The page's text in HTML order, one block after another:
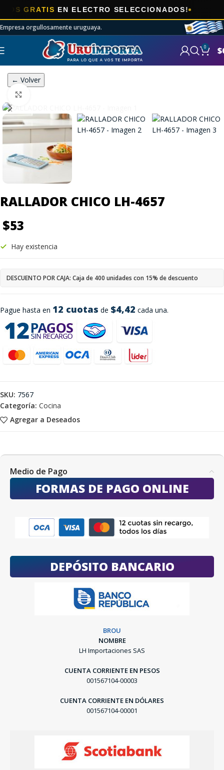
EN ELECTRO SELECCIONADOS!
Empresa orgullosamente uruguaya.
0 $
← Volver
RALLADOR CHICO LH-4657
$53
Pague hasta en 12 cuotas de $4,42 cada una.
Hay existencia
DESCUENTO POR CAJA: Caja de 400 unidades con 15% de descuento
Agregar a Deseados
SKU: 7567
Categoría: Cocina
Medio de Pago
FORMAS DE PAGO ONLINE
DEPÓSITO BANCARIO
BROU
NOMBRE
LH Importaciones SAS
CUENTA CORRIENTE EN PESOS
001567104-00003
CUENTA CORRIENTE EN DÓLARES
001567104-00001